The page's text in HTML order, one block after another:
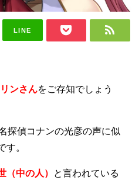
LINE
ンさんをご存知でしょう
探偵コナンの光彦の声に似
す。
（中の人）
と言われている